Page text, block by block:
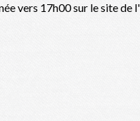
vers 17h00 sur le site de